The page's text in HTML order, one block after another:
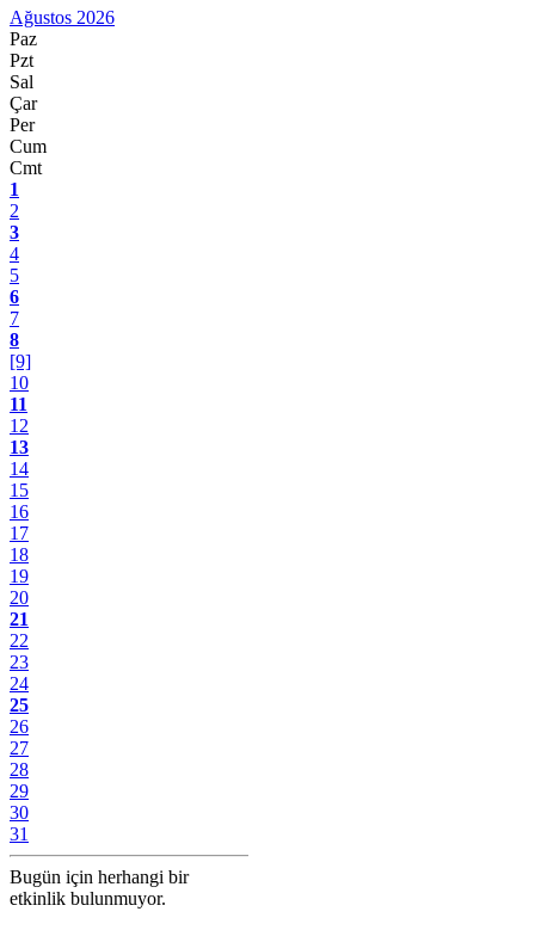
Ağustos 2026
Paz
Pzt
Sal
Çar
Per
Cum
Cmt
1
2
3
4
5
6
7
8
[9]
10
11
12
13
14
15
16
17
18
19
20
21
22
23
24
25
26
27
28
29
30
31
Bugün için herhangi bir
etkinlik bulunmuyor.